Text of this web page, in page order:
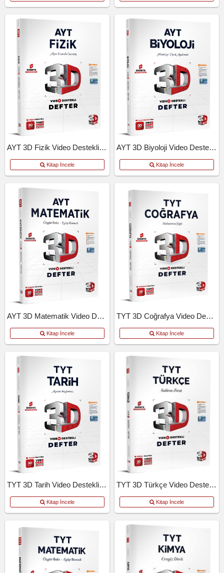
AYT 3D Fizik Video Destekli Defter
Kitap İncele
AYT 3D Biyoloji Video Destekli Defter
Kitap İncele
AYT 3D Matematik Video Destekli Defter
Kitap İncele
TYT 3D Coğrafya Video Destekli Defter
Kitap İncele
TYT 3D Tarih Video Destekli Defter
Kitap İncele
TYT 3D Türkçe Video Destekli Defter
Kitap İncele